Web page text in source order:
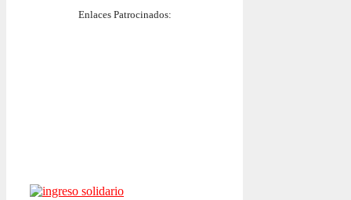
Enlaces Patrocinados: